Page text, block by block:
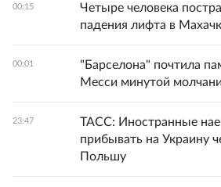
00:15
Четыре человека
падения лифта в
00:01
"Барселона" почтила
Месси минутой
23:47
ТАСС: Иностранные
прибывать на Украину
Польшу